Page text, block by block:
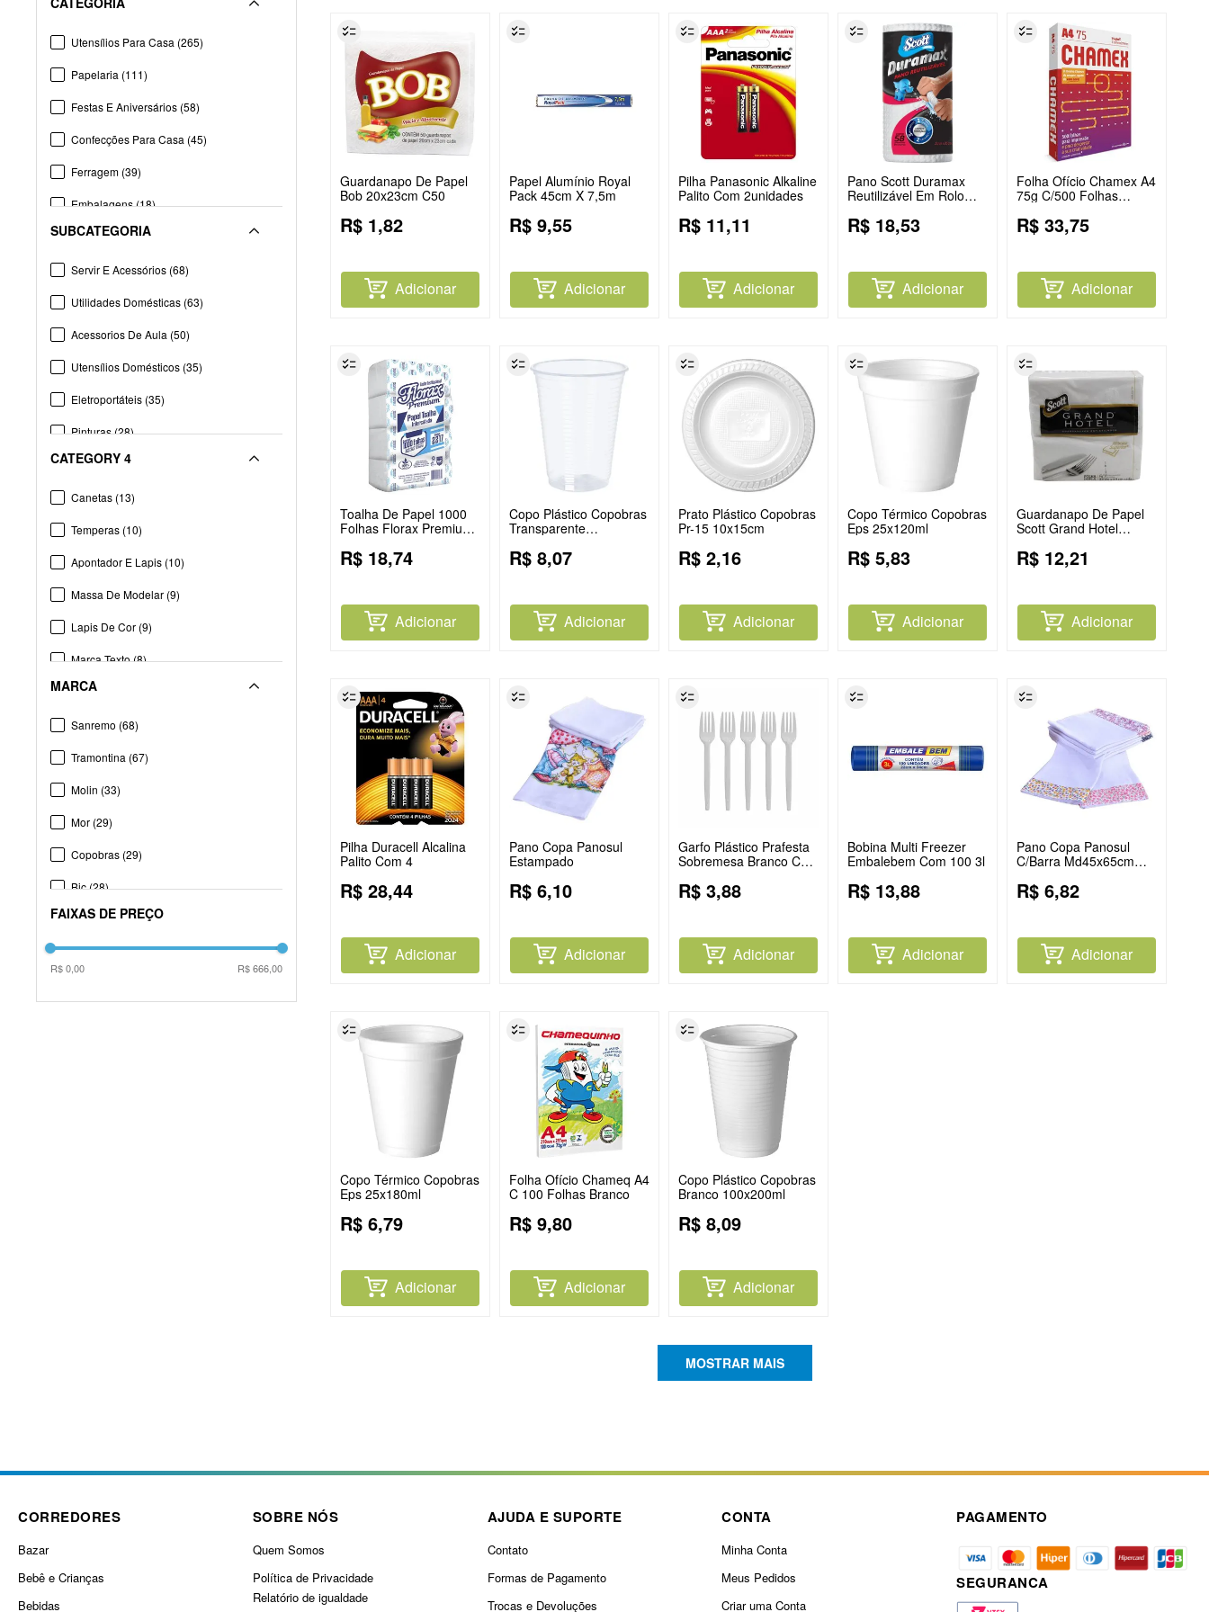
Utensílios Para Casa (265)
Papelaria (111)
Festas E Aniversários (58)
Confecções Para Casa (45)
Ferragem (39)
Embalagens(18)
Praia E Lazer(16
Veículos (13)
Churrasco (11)
Chinelos(10)
SUBCATEGORIA
Servir E Acessórios (68)
Utilidades Domésticas (63)
Acessorios De Aula (50)
Utensílios Domésticos (35)
Eletroportáteis (35)
Pinturas(28)
Panelas E Frigideiras
Toalhas( 25)
Pratos E Copos Plásticos
Chimarrão (23)
Ver mais 40
CATEGORY 4
Canetas (13)
Temperas (10)
Apontador E Lapis (10)
Massa De Modelar (9)
Lapis De Cor (9)
Marca Texto(8)
01 Materia
Reguas E Tesouras
Colas(6)
Folha De Oficio
Ver mais 15
MARCA
Sanremo (68)
Tramontina (67)
Molin (33)
Mor (29)
Copobras (29)
Bic(28)
Plasutil(27)
Acrilex(21)
FAIXAS DE PREÇO
R$ 0,00 R$ 666,00
Guardanapo De Papel
Bob 20x23cm C50
R$ 1,82
Adicionar
Papel Alumínio Royal
Pack 45cm X 7,5m
R$ 9,55
Adicionar
Pilha Panasonic Alkaline
Palito Com 2unidades
R$ 11,11
Adicionar
Pano Scott Duramax
Reutilizável Em Rolo
Unidades
R$ 18,53
Adicionar
Folha Ofício Chamex A4
75g C/500 Folhas
R$ 33,75
Adicionar
Toalha De Papel 1000
Folhas Florax Premium
R$ 18,74
Adicionar
Copo Plástico Copobras
Transparente
R$ 8,07
Adicionar
Prato Plástico Copobras
Pr-15 10x15cm
R$ 2,16
Adicionar
Copo Térmico Copobras
Eps 25x120ml
R$ 5,83
Adicionar
Guardanapo De Papel
Scott Grand Hotel
R$ 12,21
Adicionar
Pilha Duracell Alcalina
Palito Com 4
R$ 28,44
Adicionar
Pano Copa Panosul
Estampado
R$ 6,10
Adicionar
Garfo Plástico Prafesta
Sobremesa Branco Com
R$ 3,88
Adicionar
Bobina Multi Freezer
Embalebem Com 100 3l
R$ 13,88
Adicionar
Pano Copa Panosul
C/Barra Md45x65cm
R$ 6,82
Adicionar
Copo Térmico Copobras
Eps 25x180ml
R$ 6,79
Adicionar
Folha Ofício Chameq A4
C 100 Folhas Branco
R$ 9,80
Adicionar
Copo Plástico Copobras
Branco 100x200ml
R$ 8,09
Adicionar
MOSTRAR MAIS
CORREDORES
Bazar
Bebê e Crianças
Bebidas
SOBRE NÓS
Quem Somos
Política de Privacidade
Relatório de igualdade
AJUDA E SUPORTE
Contato
Formas de Pagamento
Trocas e Devoluções
CONTA
Minha Conta
Meus Pedidos
Criar uma Conta
PAGAMENTO
SEGURANCA